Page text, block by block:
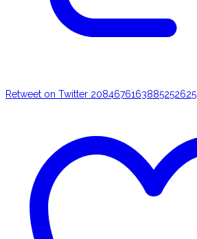
Retweet on Twitter 2084676163885252625